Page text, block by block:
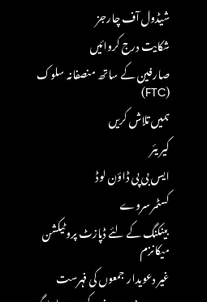
شیڈول آف چارجز
شکایت درج کروائیں
صارفین کے ساتھ منصفانہ سلوک
(FTC)
ہمیں تلاش کریں
کیریئر
ایس بی پی ڈاؤن لوڈ
کسٹمر سروے
بینکنگ کے لئے ڈپازٹ پروٹیکشن
میکانزم
غیر دعویدار جمعوں کی فہرست